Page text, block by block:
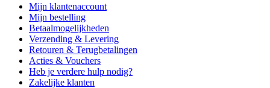
Mijn klantenaccount
Mijn bestelling
Betaalmogelijkheden
Verzending & Levering
Retouren & Terugbetalingen
Acties & Vouchers
Heb je verdere hulp nodig?
Zakelijke klanten